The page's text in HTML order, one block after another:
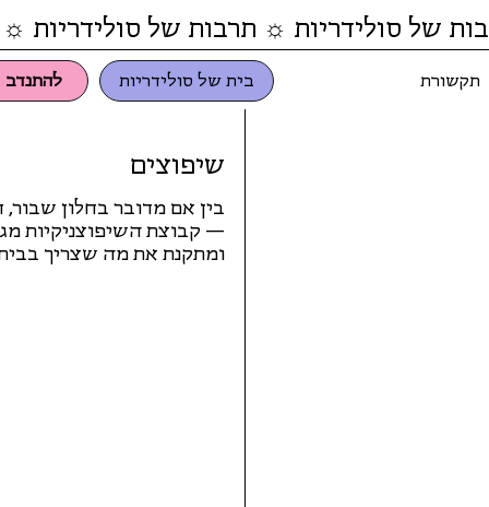
בית של סולידריות להתנדב תקשורת
של סולידריות ☼ תרבות של סולידריות
שיפוצים
בין אם מדובר בחלון
— קבוצת השיפוצניקיות
ומתקנת את מה שצריך